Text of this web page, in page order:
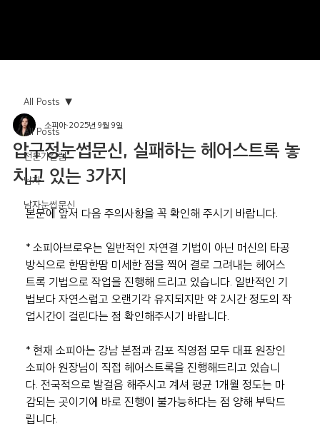
All Posts
전문가칼럼
남자
남자눈썹문신
All Posts
압구정눈썹문신, 실패하는 헤어스트록 놓
치고 있는 3가지
소피아 2025년 9월 9일
본문에 앞서 다음 주의사항을 꼭 확인해 주시기 바랍니다.
* 소피아브로우는 일반적인 자연결 기법이 아닌 머신의 타공
방식으로 한땀한땀 미세한 점을 찍어 결로 그려내는 헤어스
트록 기법으로 작업을 진행해 드리고 있습니다. 일반적인 기
법보다 자연스럽고 오랜기각 유지되지만 약 2시간 정도의 작
업시간이 걸린다는 점 확인해주시기 바랍니다.
* 현재 소피아는 강남 본점과 김포 직영점 모두 대표 원장인
소피아 원장님이 직접 헤어스트록을 진행해드리고 있습니
다. 전국적으로 발걸음 해주시고 계셔 평균 1개월 정도는 마
감되는 곳이기에 바로 진행이 불가능하다는 점 양해 부탁드
립니다.